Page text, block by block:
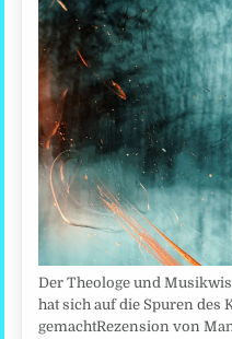
Der Theologe und
hat sich auf die Spuren des
gemachtRezension von